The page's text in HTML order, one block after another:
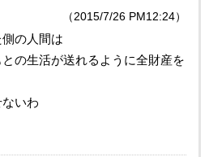
（2015/7/26 PM12:24）
の人間は
の生活が送れるように全財産を
いわ